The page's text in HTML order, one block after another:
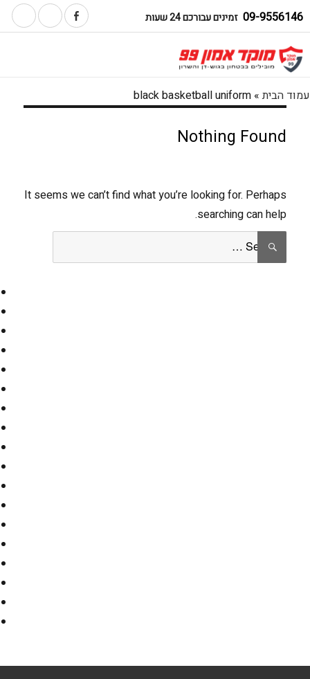
09-9556146 זמינים עבורכם 24 שעות
עמוד הבית»
black basketball uniform
Nothing Found
It seems we can’t find what you’re looking for. Perhaps
searching can help.
Search
for:
SEARCH